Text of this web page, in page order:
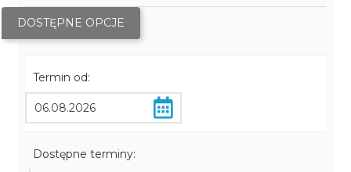
DOSTĘPNE OPCJE
Termin od:
Dostępne terminy: